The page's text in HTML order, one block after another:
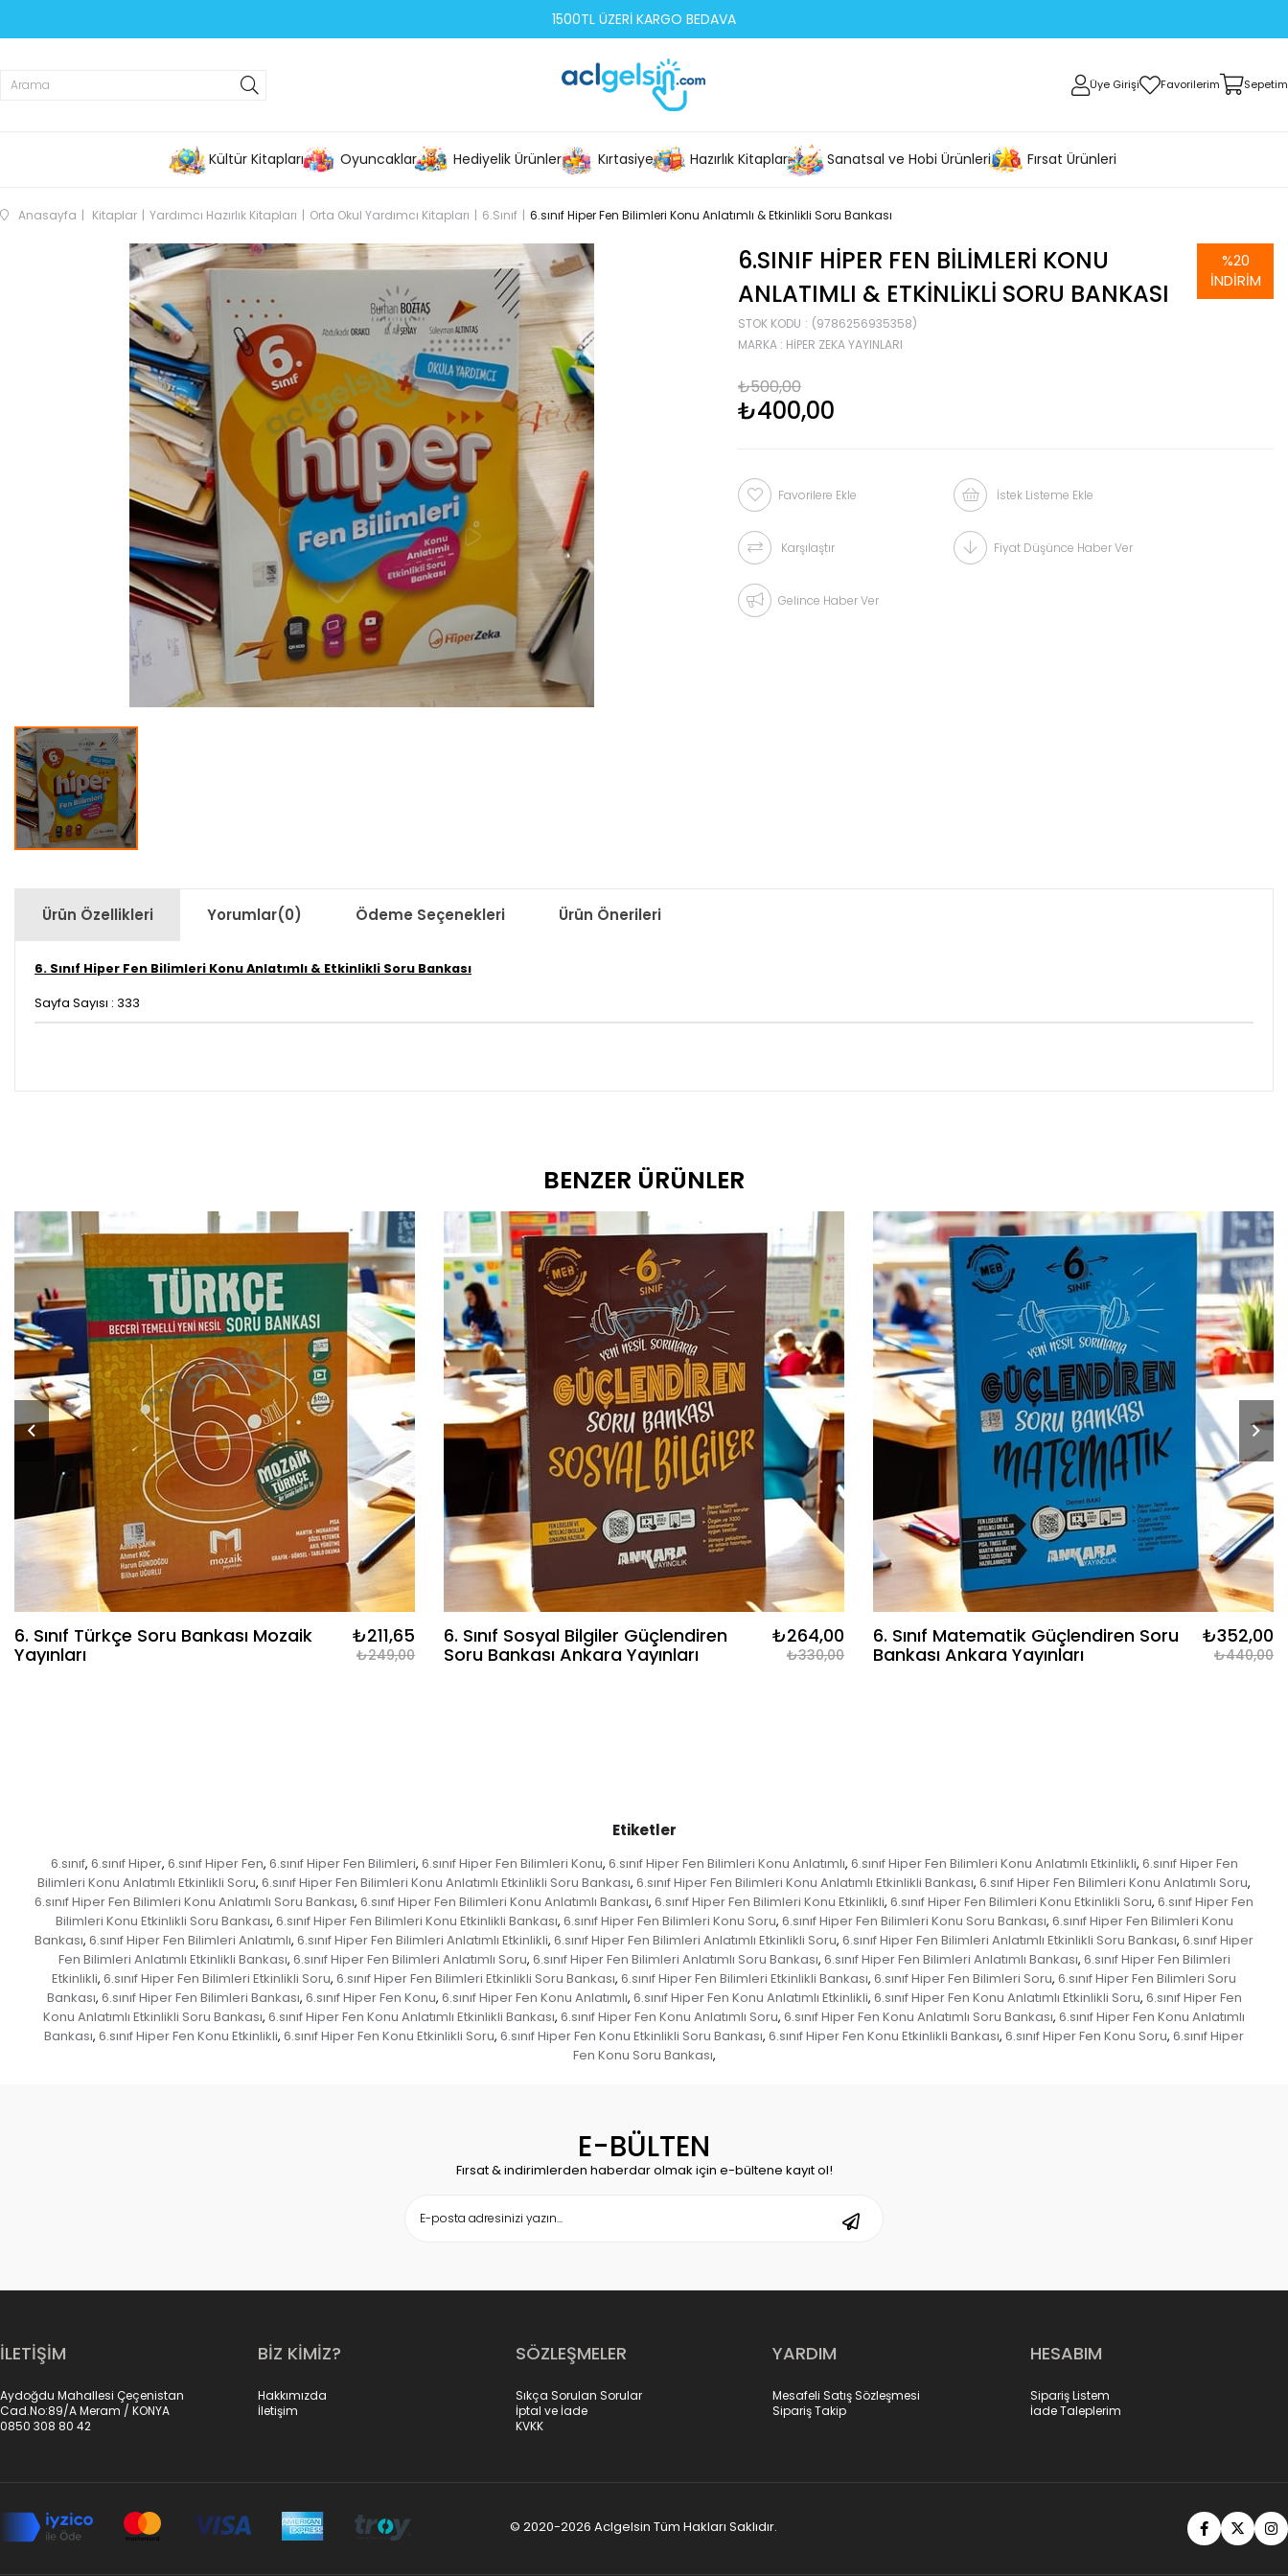
1500TL ÜZERİ KARGO BEDAVA
Üye Girişi Favorilerim Sepetim
Kültür Kitapları Oyuncaklar Hediyelik Ürünler Kırtasiye Hazırlık Kitapları Sanatsal ve Hobi Ürünleri Fırsat Ürünleri
Anasayfa Kitaplar Yardımcı Hazırlık Kitapları Orta Okul Yardımcı Kitapları 6.Sınıf 6.sınıf Hiper Fen Bilimleri Konu Anlatımlı & Etkinlikli Soru Bankası
6.SINIF HIPER FEN BILIMLERI KONU
ANLATIMLI & ETKINLIKLI SORU BANKASI
STOK KODU
(9786256935358)
MARKA : HIPER ZEKA YAYINLARI
₺500,00
₺400,00
%20
İNDIRIM
Favorilere Ekle İstek Listeme Ekle
Karşılaştır Fiyat Düşünce Haber Ver
Gelince Haber Ver
Ürün Özellikleri Yorumlar(0) Ödeme Seçenekleri Ürün Önerileri
6. Sınıf Hiper Fen Bilimleri Konu Anlatımlı & Etkinlikli Soru Bankası
Sayfa Sayısı : 333
BENZER ÜRÜNLER
6. Sınıf Türkçe Soru Bankası Mozaik
Yayınları
₺211,65
₺249,00
6. Sınıf Sosyal Bilgiler Güçlendiren
Soru Bankası Ankara Yayınları
₺264,00
₺330,00
6. Sınıf Matematik Güçlendiren Soru
Bankası Ankara Yayınları
₺352,00
₺440,00
Etiketler
6.sınıf, 6.sınıf Hiper, 6.sınıf Hiper Fen, 6.sınıf Hiper Fen Bilimleri, 6.sınıf Hiper Fen Bilimleri Konu, 6.sınıf Hiper Fen Bilimleri Konu Anlatımlı, 6.sınıf Hiper Fen Bilimleri Konu Anlatımlı Etkinlikli, 6.sınıf Hiper Fen
Bilimleri Konu Anlatımlı Etkinlikli Soru, 6.sınıf Hiper Fen Bilimleri Konu Anlatımlı Etkinlikli Soru Bankası, 6.sınıf Hiper Fen Bilimleri Konu Anlatımlı Etkinlikli Bankası, 6.sınıf Hiper Fen Bilimleri Konu Anlatımlı Soru,
6.sınıf Hiper Fen Bilimleri Konu Anlatımlı Soru Bankası, 6.sınıf Hiper Fen Bilimleri Konu Anlatımlı Bankası, 6.sınıf Hiper Fen Bilimleri Konu Etkinlikli, 6.sınıf Hiper Fen Bilimleri Konu Etkinlikli Soru, 6.sınıf Hiper Fen
Bilimleri Konu Etkinlikli Soru Bankası, 6.sınıf Hiper Fen Bilimleri Konu Etkinlikli Bankası, 6.sınıf Hiper Fen Bilimleri Konu Soru, 6.sınıf Hiper Fen Bilimleri Konu Soru Bankası, 6.sınıf Hiper Fen Bilimleri Konu
Bankası, 6.sınıf Hiper Fen Bilimleri Anlatımlı, 6.sınıf Hiper Fen Bilimleri Anlatımlı Etkinlikli, 6.sınıf Hiper Fen Bilimleri Anlatımlı Etkinlikli Soru, 6.sınıf Hiper Fen Bilimleri Anlatımlı Etkinlikli Soru Bankası, 6.sınıf Hiper
Fen Bilimleri Anlatımlı Etkinlikli Bankası, 6.sınıf Hiper Fen Bilimleri Anlatımlı Soru, 6.sınıf Hiper Fen Bilimleri Anlatımlı Soru Bankası, 6.sınıf Hiper Fen Bilimleri Anlatımlı Bankası, 6.sınıf Hiper Fen Bilimleri
Etkinlikli, 6.sınıf Hiper Fen Bilimleri Etkinlikli Soru, 6.sınıf Hiper Fen Bilimleri Etkinlikli Soru Bankası, 6.sınıf Hiper Fen Bilimleri Etkinlikli Bankası, 6.sınıf Hiper Fen Bilimleri Soru, 6.sınıf Hiper Fen Bilimleri Soru
Bankası, 6.sınıf Hiper Fen Bilimleri Bankası, 6.sınıf Hiper Fen Konu, 6.sınıf Hiper Fen Konu Anlatımlı, 6.sınıf Hiper Fen Konu Anlatımlı Etkinlikli, 6.sınıf Hiper Fen Konu Anlatımlı Etkinlikli Soru, 6.sınıf Hiper Fen
Konu Anlatımlı Etkinlikli Soru Bankası, 6.sınıf Hiper Fen Konu Anlatımlı Etkinlikli Bankası, 6.sınıf Hiper Fen Konu Anlatımlı Soru, 6.sınıf Hiper Fen Konu Anlatımlı Soru Bankası, 6.sınıf Hiper Fen Konu Anlatımlı
Bankası, 6.sınıf Hiper Fen Konu Etkinlikli, 6.sınıf Hiper Fen Konu Etkinlikli Soru, 6.sınıf Hiper Fen Konu Etkinlikli Soru Bankası, 6.sınıf Hiper Fen Konu Etkinlikli Bankası, 6.sınıf Hiper Fen Konu Soru, 6.sınıf Hiper
Fen Konu Soru Bankası,
E-BÜLTEN
Fırsat & indirimlerden haberdar olmak için e-bültene kayıt ol!
İLETİŞİM
Aydoğdu Mahallesi Çeçenistan
Cad.No:89/A Meram / KONYA
0850 308 80 42
BİZ KİMİZ?
Hakkımızda
İletişim
SÖZLEŞMELER
Sıkça Sorulan Sorular
İptal ve İade
KVKK
YARDIM
Mesafeli Satış Sözleşmesi
Sipariş Takip
HESABIM
Sipariş Listem
İade Taleplerim
© 2020-2026 Aclgelsin Tüm Hakları Saklıdır.